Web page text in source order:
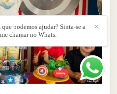
✕
que podemos ajudar? Sinta-se a
chamar no Whats.